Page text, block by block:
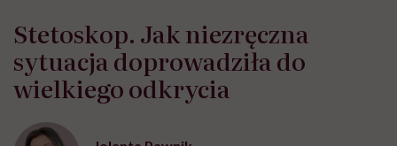
Stetoskop. Jak niezręczna
sytuacja doprowadziła do
wielkiego odkrycia